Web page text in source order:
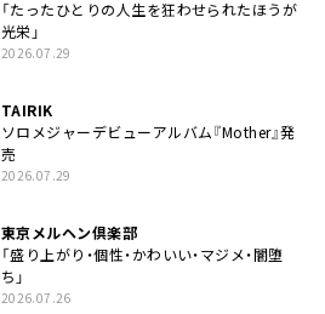
「たったひとりの人生を狂わせられたほうが
光栄」
2026.07.29
TAIRIK
ソロメジャーデビューアルバム『Mother』発
売
2026.07.29
東京メルヘン倶楽部
「盛り上がり・個性・かわいい・マジメ・闇堕
ち」
2026.07.26